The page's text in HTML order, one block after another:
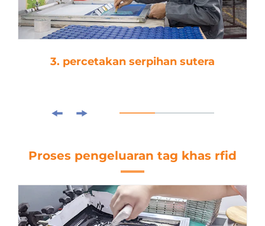
3. percetakan serpihan sutera
Proses pengeluaran tag khas rfid